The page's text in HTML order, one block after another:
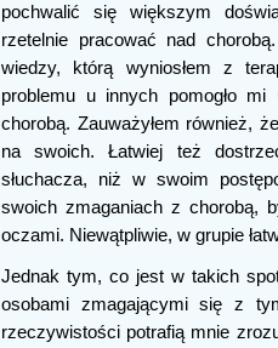
pochwalić się większym
rzetelnie pracować nad
wiedzy, którą wyniosłem z
problemu u innych pomogło
chorobą. Zauważyłem również,
na swoich. Łatwiej też
słuchacza, niż w swoim
swoich zmaganiach z chorobą,
oczami. Niewątpliwie, w grupie
Jednak tym, co jest w takich
osobami zmagającymi się z
rzeczywistości potrafią mnie